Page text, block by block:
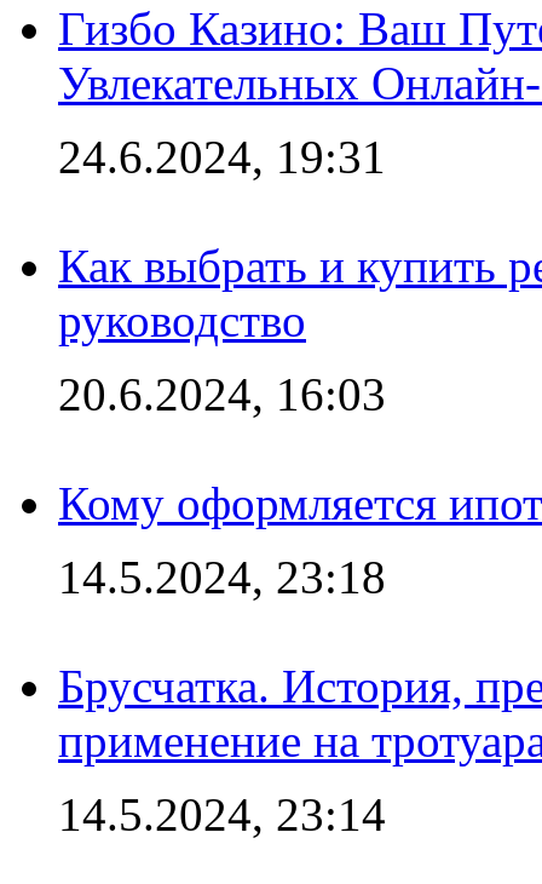
Гизбо Казино: Ваш
Увлекательных
24.6.2024, 19:31
Как выбрать и купить
руководство
20.6.2024, 16:03
Кому оформляется
14.5.2024, 23:18
Брусчатка. История,
применение на
14.5.2024, 23:14